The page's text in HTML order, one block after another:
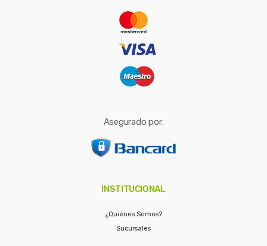
Asegurado por:
INSTITUCIONAL
¿Quiénes Somos?
Sucursales